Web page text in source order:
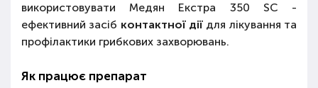
використовувати Медян Екстра 350 SC -
ефективний засіб контактної дії для лікування та
профілактики грибкових захворювань.
Як працює препарат